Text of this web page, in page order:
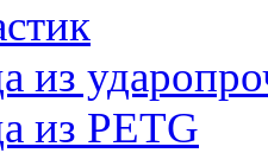
из
из PETG